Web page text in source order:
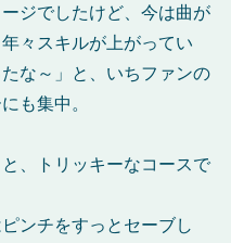
ジでしたけど、今は曲が
々スキルが上がってい
な～」と、いちファンの
も集中。
、トリッキーなコースで
ンチをすっとセーブし